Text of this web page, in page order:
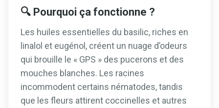
🔍 Pourquoi ça fonctionne ?
Les huiles essentielles du basilic, riches en
linalol et eugénol, créent un nuage d’odeurs
qui brouille le « GPS » des pucerons et des
mouches blanches. Les racines
incommodent certains nématodes, tandis
que les fleurs attirent coccinelles et autres